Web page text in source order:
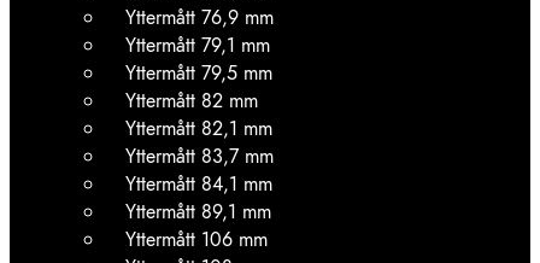
Yttermått 76,9 mm
Yttermått 79,1 mm
Yttermått 79,5 mm
Yttermått 82 mm
Yttermått 82,1 mm
Yttermått 83,7 mm
Yttermått 84,1 mm
Yttermått 89,1 mm
Yttermått 106 mm